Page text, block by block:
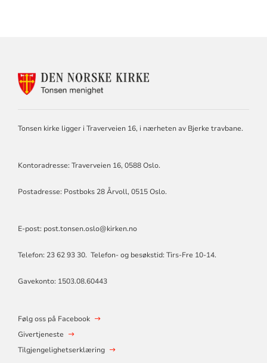
KONTAKTINFORMASJON
Tonsen kirke ligger i Traverveien 16, i nærheten av Bjerke travbane.
Kontoradresse: Traverveien 16, 0588 Oslo.
Postadresse: Postboks 28 Årvoll, 0515 Oslo.
E-post: post.tonsen.oslo@kirken.no
Telefon: 23 62 93 30. Telefon- og besøkstid: Tirs-Fre 10-14.
Gavekonto: 1503.08.60443
Følg oss på Facebook
Givertjeneste
Tilgjengelighetserklæring